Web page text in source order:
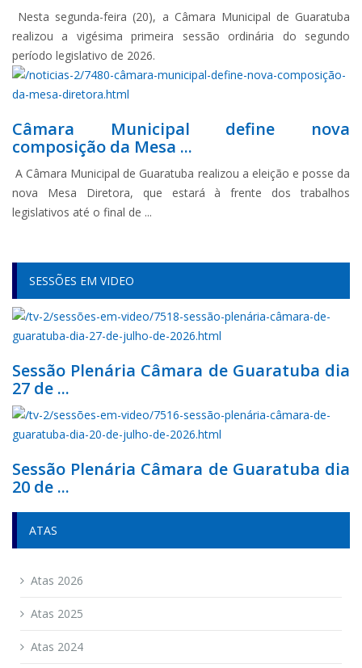
Nesta segunda-feira (20), a Câmara Municipal de Guaratuba
realizou a vigésima primeira sessão ordinária do segundo
período legislativo de 2026.
Câmara Municipal define nova
composição da Mesa ...
A Câmara Municipal de Guaratuba realizou a eleição e posse da
nova Mesa Diretora, que estará à frente dos trabalhos
legislativos até o final de ...
SESSÕES EM VIDEO
Sessão Plenária Câmara de Guaratuba dia
27 de ...
Sessão Plenária Câmara de Guaratuba dia
20 de ...
ATAS
Atas 2026
Atas 2025
Atas 2024